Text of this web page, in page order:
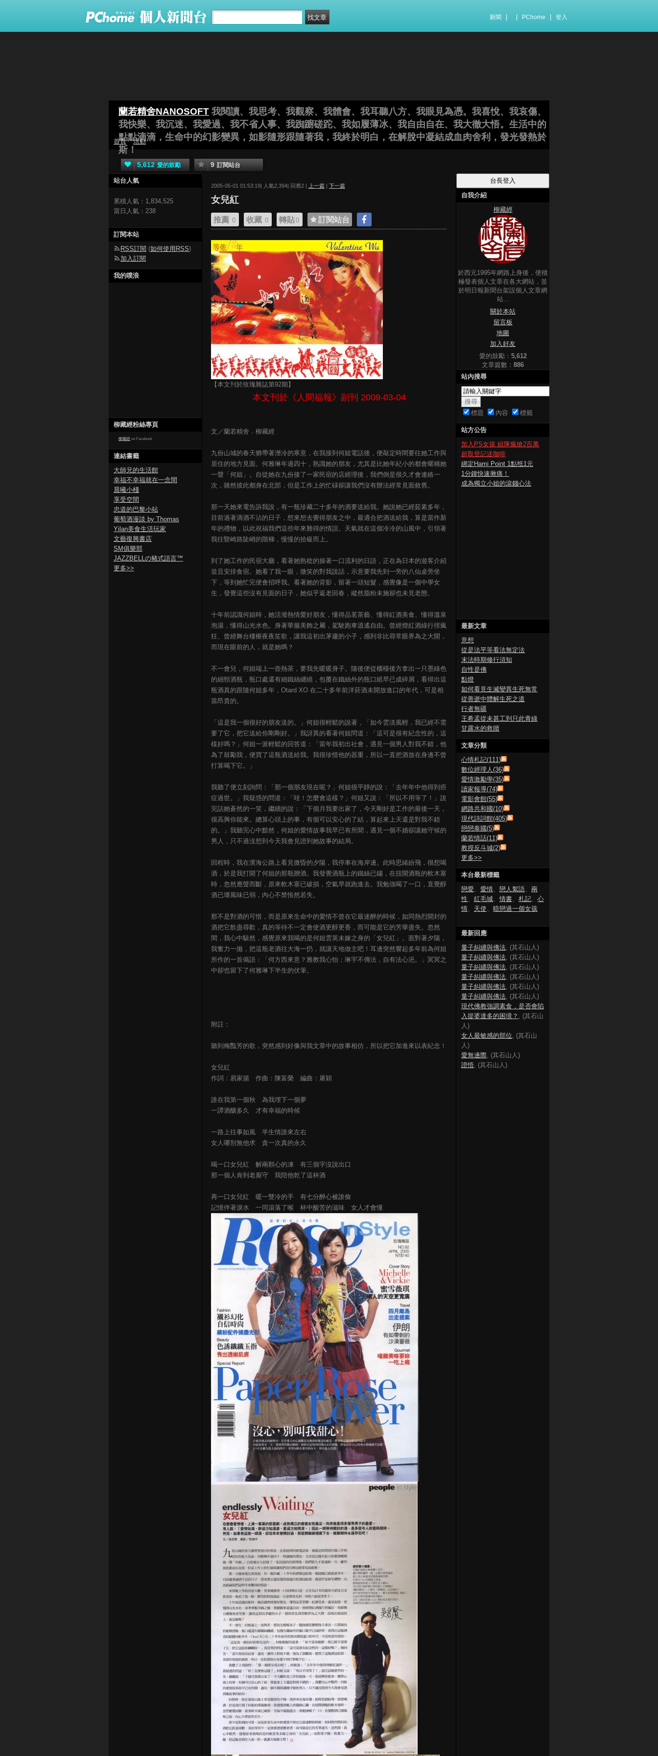
新聞 PChome 登入
蘭若精舍NANOSOFT 我閱讀、我思考、我觀察、我體會、我耳聽八方、我眼見為憑。我喜悅、我哀傷、
我快樂、我沉迷、我愛過、我不省人事、我踟躕磋跎、我如履薄冰、我自由自在、我大徹大悟。生活中的
點點滴滴，生命中的幻影變異，如影隨形跟隨著我，我終於明白，在解脫中凝結成血肉舍利，發光發熱於
斯！
5,612 愛的鼓勵 9 訂閱站台
首頁 活動
2005-05-01 01:53:19| 人氣2,394| 回應2 | 上一篇 | 下一篇
女兒紅
推薦 0 收藏 0 轉貼0 訂閱站台
【本文刊於玫瑰雜誌第92期】
本文刊於《人間福報》副刊 2009-03-04
文／蘭若精舍．柳藏經
九份山城的春天猶帶著溼冷的寒意，在我接到何姐電話後，便敲定時間要往她工作與
居住的地方見面。何雅琳年過四十，熟識她的朋友，尤其是比她年紀小的都會暱稱她
一聲「何姐」。自從她在九份接了一家民宿的店經理後，我們倒是很久才會連絡一
次，雖然彼此都身在北部，但是工作上的忙碌卻讓我們沒有辦法經常見面敘舊。
那一天她來電告訴我說，有一瓶珍藏二十多年的酒要送給我。她說她已經茹素多年，
目前過著滴酒不沾的日子，想來想去覺得朋友之中，最適合把酒送給我，算是當作新
年的禮物，以此祝福我們這些年來難得的情誼。天氣就在這個冷冷的山風中，引領著
我往豎崎路陡峭的階梯，慢慢的拾級而上。
到了她工作的民宿大廳，看著她熟稔的操著一口流利的日語，正在為日本的遊客介紹
並且安排食宿。她看了我一眼，微笑的對我說話，示意要我先到一旁的八仙桌旁坐
下，等到她忙完便會招呼我。看著她的背影，留著一頭短髮，感覺像是一個中學女
生，發覺這些沒有見面的日子，她似乎返老回春，縱然脂粉未施卻也未見老態。
十年前認識何姐時，她活潑熱情愛好朋友，懂得品茗茶藝、懂得紅酒美食、懂得溫泉
泡湯，懂得山光水色。身著華服美飾之屬，駕駛跑車逍遙自由。曾經燈紅酒綠行徑瘋
狂、曾經舞台樓榭夜夜笙歌，讓我這初出茅廬的小子，感到非比尋常眼界為之大開，
而現在眼前的人，就是她嗎？
不一會兒，何姐端上一壺熱茶，要我先暖暖身子。隨後便從櫃檯後方拿出一只墨綠色
的細頸酒瓶，瓶口處還有細鐵絲纏繞，包覆在鐵絲外的瓶口紙早已成碎屑，看得出這
瓶酒真的跟隨何姐多年，Otard XO 在二十多年前洋菸酒未開放進口的年代，可是相
當昂貴的。
「這是我一個很好的朋友送的。」何姐很輕鬆的說著，「如今雲淡風輕，我已經不需
要了它，把它送給你剛剛好。」我訝異的看著何姐問道：「這可是很有紀念性的，這
樣好嗎？」何姐一派輕鬆的回答道：「當年我初出社會，遇見一個男人對我不錯，他
為了鼓勵我，便買了這瓶酒送給我。我很珍惜他的器重，所以一直把酒放在身邊不曾
打算喝下它。」
我聽了便立刻詢問：「那一個朋友現在呢？」何姐很平靜的說：「去年年中他得到癌
症過世。」我疑惑的問道：「哇！怎麼會這樣？」何姐又說：「所以不用等了！」說
完話她蒼然的一笑，繼續的說：「下個月我要出家了，今天剛好是工作的最後一天，
很高興你能來。總算心頭上的事，有個可以安心的了結，算起來上天還是對我不錯
的。」我聽完心中黯然，何姐的愛情故事我早已有所聞，遇見一個不婚卻讓她守候的
男人，只不過沒想到今天我會見證到她故事的結局。
回程時，我在濱海公路上看見微昏的夕陽，我停車在海岸邊。此時思緒紛飛，很想喝
酒，於是我打開了何姐的那瓶贈酒。我發覺酒瓶上的鐵絲已鏽，在扭開酒瓶的軟木塞
時，忽然應聲而斷，原來軟木塞已破損，空氣早就跑進去。我勉強喝了一口，直覺醇
酒已壞風味已弱，內心不禁悵然若失。
那不是對酒的可惜，而是原來生命中的愛情不曾在它最迷醉的時候，如同熱烈開封的
酒把它飲盡尋歡，真的等待不一定會使酒更醇更香，而可能是它的芳華盡失。忽然
間，我心中駭然，感覺原來我喝的是何姐雲英未嫁之身的「女兒紅」。面對著夕陽，
我奮力一拋，把這瓶老酒往大海一扔，就讓天地做主吧！耳邊突然響起多年前為何姐
所作的一首偈語：「何方西來意？雅教我心怡；琳宇不傳法，自有法心浥。」冥冥之
中卻也留下了何雅琳下半生的伏筆。
附註：
聽到梅豔芳的歌，突然感到好像與我文章中的故事相仿，所以把它加進來以表紀念！
女兒紅
作詞：易家揚 作曲：陳富榮 編曲：屠穎
誰在我第一個秋 為我埋下一個夢
一譚酒釀多久 才有幸福的時候
一路上往事如風 半生情誰來左右
女人哪別無他求 貪一次真的永久
喝一口女兒紅 解兩顆心的凍 有三個字沒說出口
那一個人肯到老廝守 我陪他乾了這杯酒
再一口女兒紅 暖一雙冷的手 有七分醉心被誰偷
記憶伴著淚水 一同滾落了喉 杯中酸苦的滋味 女人才會懂
自我介紹
柳藏經
於西元1995年網路上身後，便積
極發表個人文章在各大網站，並
於明日報新聞台架設個人文章網
站...
關於本站
留言板
地圖
加入好友
愛的鼓勵： 5,612
文章篇數： 886
站內搜尋
標題 內容 標籤
站方公告
加入PS女孩 組隊瘋搶2百萬
超取登記送咖啡
綁定Hami Point 1點抵1元
1分鐘快速揪痛！
成為獨立小姐的滾錢心法
最新文章
意想
從是法平等看法無定法
末法時期修行須知
自性是佛
點燈
如何看見生滅變異生死無常
從善逝中體解生死之道
行者無疆
王希孟從未甚工到只此青綠
甘露水的救贖
文章分類
心情札記(111)
數位經理人(36)
愛情激勵學(35)
讀家報導(74)
電影會館(55)
網路共和國(10)
現代詩詞館(405)
戀戀泰國(5)
蘭若情話(11)
教授反斗城(2)
更多>>
本台最新標籤
戀愛、 愛情、 戀人絮語、 兩
性、 紅毛城、 情書、 札記、 心
情、 天使、 暗戀過一個女孩
最新回應
量子糾纏與佛法, (其石山人)
量子糾纏與佛法, (其石山人)
量子糾纏與佛法, (其石山人)
量子糾纏與佛法, (其石山人)
量子糾纏與佛法, (其石山人)
量子糾纏與佛法, (其石山人)
現代佛教強調素食，是否會陷
入提婆達多的困境？ , (其石山
人)
女人最敏感的部位, (其石山
人)
愛無邊際, (其石山人)
證悟, (其石山人)
站台人氣
累積人氣： 1,834,525
當日人氣： 238
訂閱本站
RSS訂閱 (如何使用RSS)
加入訂閱
我的噗浪
柳藏經粉絲專頁
柳藏經 on Facebook
連結書籤
大師兄的生活館
幸福不幸福就在一念間
晨曦小棧
享受空間
忠道的巴黎小站
葡萄酒漫談 by Thomas
Yilan美食生活玩家
文藝復興書店
SM俱樂部
JAZZBELLの豬式語言™
更多>>